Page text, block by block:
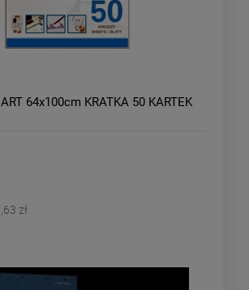
64x100cm KRATKA 50 KARTEK
zł